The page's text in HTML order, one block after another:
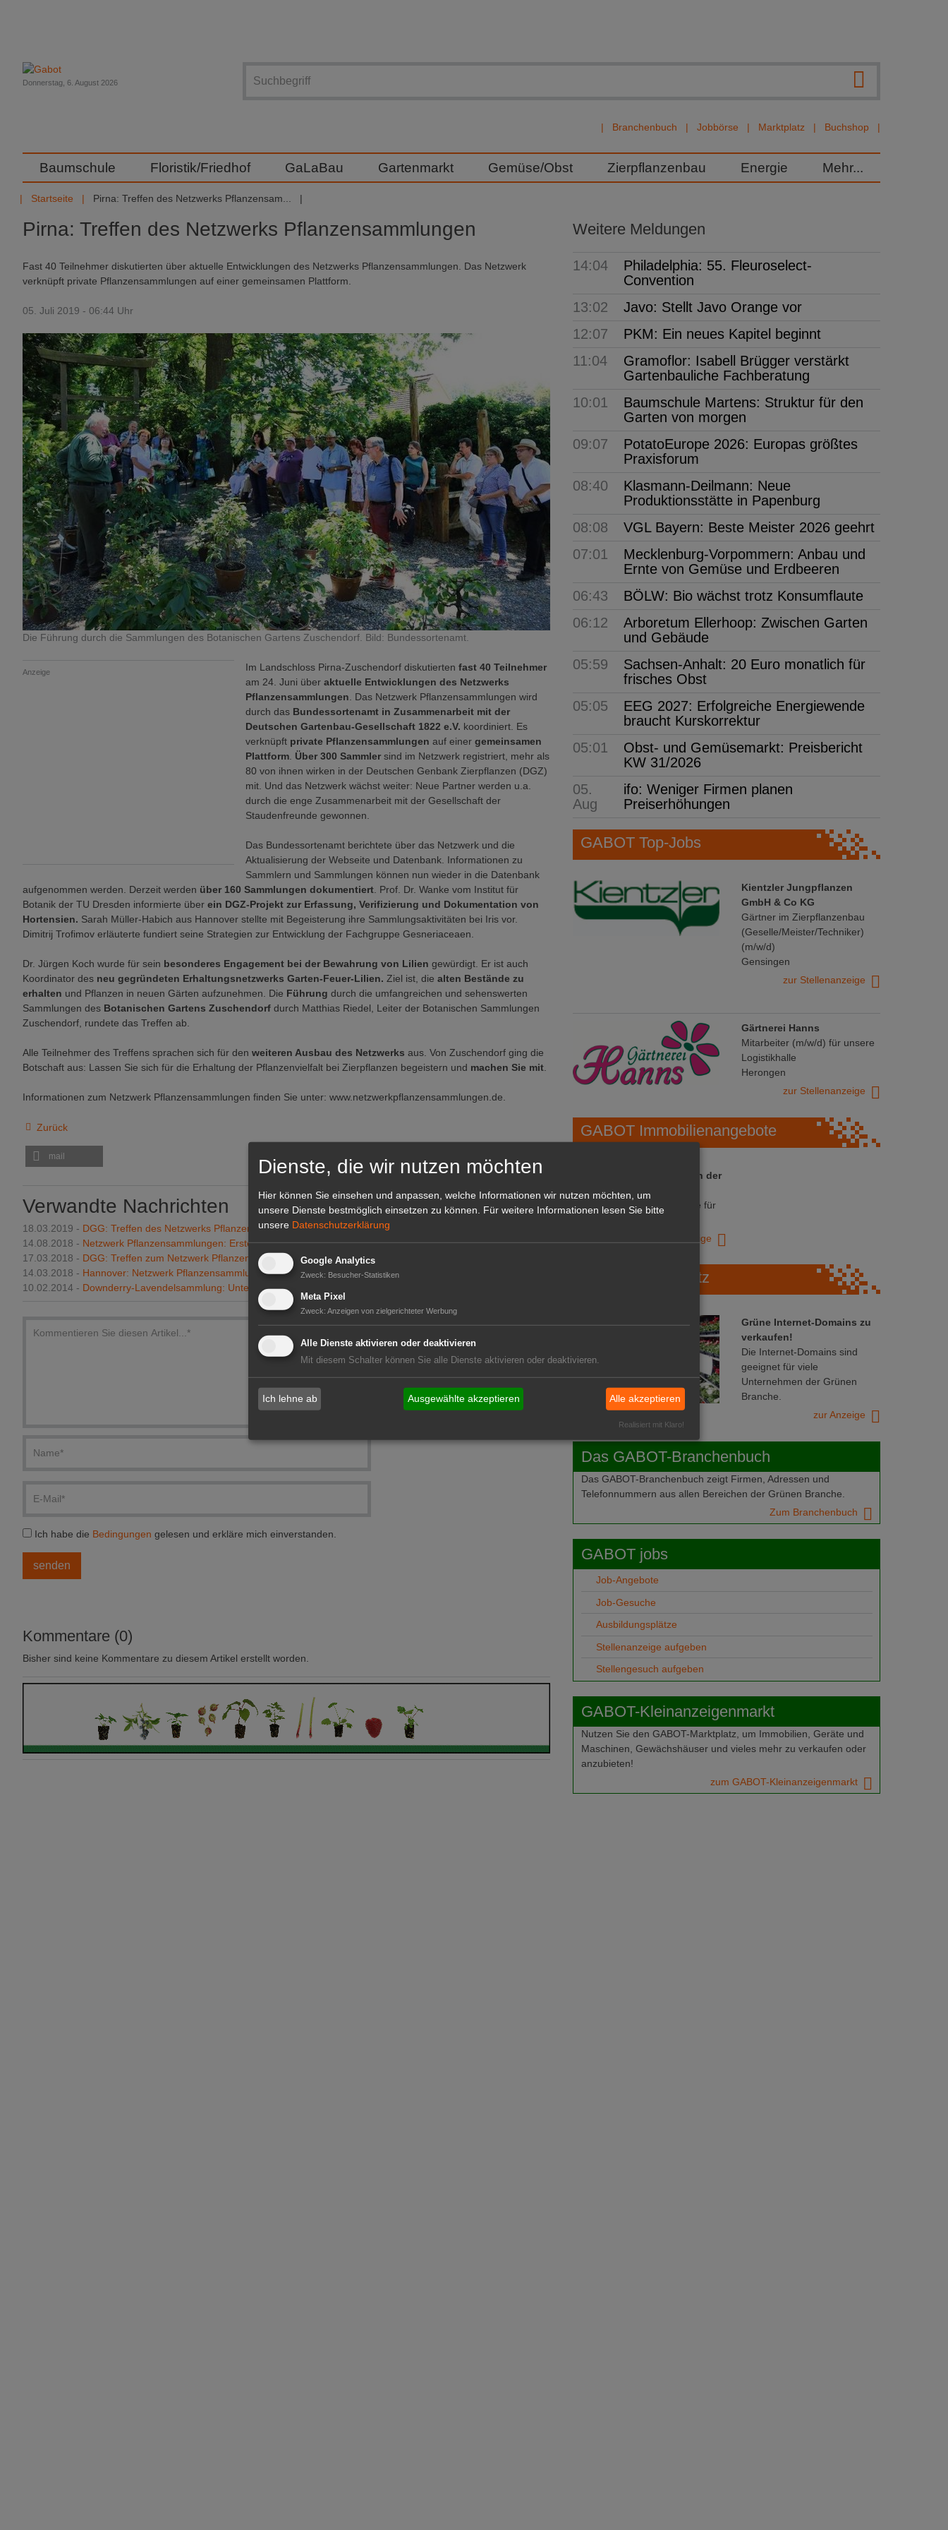
Branchenbuch Jobbörse Marktplatz Buchshop
Donnerstag, 6. August 2026
Baumschule Floristik/Friedhof GaLaBau Gartenmarkt Gemüse/Obst Zierpflanzenbau Energie Mehr...
Startseite Pirna: Treffen des Netzwerks Pflanzensam...
Pirna: Treffen des Netzwerks Pflanzensammlungen
Fast 40 Teilnehmer diskutierten über aktuelle Entwicklungen des Netzwerks Pflanzensammlungen. Das Netzwerk
verknüpft private Pflanzensammlungen auf einer gemeinsamen Plattform.
05. Juli 2019 - 06:44 Uhr
Die Führung durch die Sammlungen des Botanischen Gartens Zuschendorf. Bild: Bundessortenamt.
Anzeige Im Landschloss Pirna-Zuschendorf diskutierten fast 40 Teilnehmer
am 24. Juni über aktuelle Entwicklungen des Netzwerks
Pflanzensammlungen . Das Netzwerk Pflanzensammlungen wird
durch das Bundessortenamt in Zusammenarbeit mit der
Deutschen Gartenbau-Gesellschaft 1822 e.V. koordiniert. Es
verknüpft private Pflanzensammlungen auf einer gemeinsamen
Plattform Über 300 Sammler sind im Netzwerk registriert, mehr als
80 von ihnen wirken in der Deutschen Genbank Zierpflanzen (DGZ)
mit. Und das Netzwerk wächst weiter: Neue Partner werden u.a.
durch die enge Zusammenarbeit mit der Gesellschaft der
Staudenfreunde gewonnen.
Das Bundessortenamt berichtete über das Netzwerk und die
Aktualisierung der Webseite und Datenbank. Informationen zu
Sammlern und Sammlungen können nun wieder in die Datenbank
aufgenommen werden. Derzeit werden über 160 Sammlungen dokumentiert . Prof. Dr. Wanke vom Institut für
Botanik der TU Dresden informierte über ein DGZ-Projekt zur Erfassung, Verifizierung und Dokumentation von
Hortensien. Sarah Müller-Habich aus Hannover stellte mit Begeisterung ihre Sammlungsaktivitäten bei Iris vor.
Dimitrij Trofimov erläuterte fundiert seine Strategien zur Entwicklung der Fachgruppe Gesneriaceaen.
Dr. Jürgen Koch wurde für sein besonderes Engagement bei der Bewahrung von Lilien gewürdigt. Er ist auch
Koordinator des neu gegründeten Erhaltungsnetzwerks Garten-Feuer-Lilien. Ziel ist, die alten Bestände zu
erhalten und Pflanzen in neuen Gärten aufzunehmen. Die Führung durch die umfangreichen und sehenswerten
Sammlungen des Botanischen Gartens Zuschendorf durch Matthias Riedel, Leiter der Botanischen Sammlungen
Zuschendorf, rundete das Treffen ab.
Alle Teilnehmer des Treffens sprachen sich für den weiteren Ausbau des Netzwerks aus. Von Zuschendorf ging die
Botschaft aus: Lassen Sie sich für die Erhaltung der Pflanzenvielfalt bei Zierpflanzen begeistern und machen Sie mit
Informationen zum Netzwerk Pflanzensammlungen finden Sie unter: www.netzwerkpflanzensammlungen.de.
Zurück
mail
Verwandte Nachrichten
18.03.2019 - DGG: Treffen des Netzwerks Pflanzensammlungen
14.08.2018 - Netzwerk Pflanzensammlungen: Erstes Treffen
17.03.2018 - DGG: Treffen zum Netzwerk Pflanzensammlungen
14.03.2018 - Hannover: Netzwerk Pflanzensammlungen beim Bundessortenamt
10.02.2014 - Downderry-Lavendelsammlung: Unterstützender Partner im Netzwerk Pflanzensammlungen
Ich habe die Bedingungen gelesen und erkläre mich einverstanden.
Kommentare (0)
Bisher sind keine Kommentare zu diesem Artikel erstellt worden.
Weitere Meldungen
14:04
Philadelphia: 55. Fleuroselect-
Convention
13:02
Javo: Stellt Javo Orange vor
12:07
PKM: Ein neues Kapitel beginnt
11:04
Gramoflor: Isabell Brügger verstärkt
Gartenbauliche Fachberatung
10:01
Baumschule Martens: Struktur für den
Garten von morgen
09:07
PotatoEurope 2026: Europas größtes
Praxisforum
08:40
Klasmann-Deilmann: Neue
Produktionsstätte in Papenburg
08:08
VGL Bayern: Beste Meister 2026 geehrt
07:01
Mecklenburg-Vorpommern: Anbau und
Ernte von Gemüse und Erdbeeren
06:43
BÖLW: Bio wächst trotz Konsumflaute
06:12
Arboretum Ellerhoop: Zwischen Garten
und Gebäude
05:59
Sachsen-Anhalt: 20 Euro monatlich für
frisches Obst
05:05
EEG 2027: Erfolgreiche Energiewende
braucht Kurskorrektur
05:01
Obst- und Gemüsemarkt: Preisbericht
KW 31/2026
05.
Aug
ifo: Weniger Firmen planen
Preiserhöhungen
GABOT Top-Jobs
Kientzler Jungpflanzen
GmbH & Co KG
Gärtner im Zierpflanzenbau
(Geselle/Meister/Techniker)
(m/w/d)
Gensingen
zur Stellenanzeige
Gärtnerei Hanns
Mitarbeiter (m/w/d) für unsere
Logistikhalle
Herongen
zur Stellenanzeige
GABOT Immobilienangebote
1A-Lage, ihre Chance in der
grünen Branche
Repräsentative Immobilie für
zur Anzeige
GABOT Marktplatz
Grüne Internet-Domains zu
verkaufen!
Die Internet-Domains sind
geeignet für viele
Unternehmen der Grünen
Branche.
zur Anzeige
Das GABOT-Branchenbuch
Das GABOT-Branchenbuch zeigt Firmen, Adressen und
Telefonnummern aus allen Bereichen der Grünen Branche.
Zum Branchenbuch
GABOT jobs
Job-Angebote
Job-Gesuche
Ausbildungsplätze
Stellenanzeige aufgeben
Stellengesuch aufgeben
GABOT-Kleinanzeigenmarkt
Nutzen Sie den GABOT-Marktplatz, um Immobilien, Geräte und
Maschinen, Gewächshäuser und vieles mehr zu verkaufen oder
anzubieten!
zum GABOT-Kleinanzeigenmarkt
Dienste, die wir nutzen möchten
Hier können Sie einsehen und anpassen, welche Informationen wir nutzen möchten, um
unsere Dienste bestmöglich einsetzen zu können.
Für weitere Informationen lesen Sie bitte
unsere Datenschutzerklärung
Google Analytics
Zweck: Besucher-Statistiken
Meta Pixel
Zweck: Anzeigen von zielgerichteter Werbung
Alle Dienste aktivieren oder deaktivieren
Mit diesem Schalter können Sie alle Dienste aktivieren oder deaktivieren.
Ich lehne ab Ausgewählte akzeptieren Alle akzeptieren
Realisiert mit Klaro!